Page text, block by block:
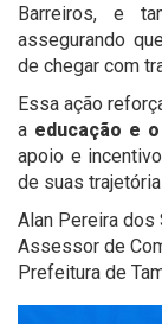
Barreiros, e
assegurando
de chegar com
Essa ação
a educação e
apoio e
de suas
Alan Pereira dos
Assessor de
Prefeitura de